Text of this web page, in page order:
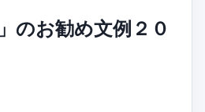
のお勧め文例２０